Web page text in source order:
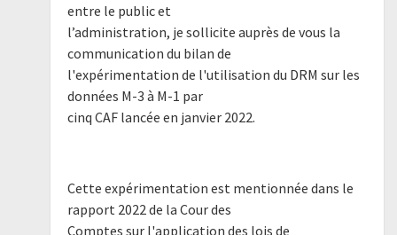
entre le public et
l’administration, je sollicite auprès de vous la
communication du bilan de
l'expérimentation de l'utilisation du DRM sur les
données M-3 à M-1 par
cinq CAF lancée en janvier 2022.
Cette expérimentation est mentionnée dans le
rapport 2022 de la Cour des
Comptes sur l'application des lois de